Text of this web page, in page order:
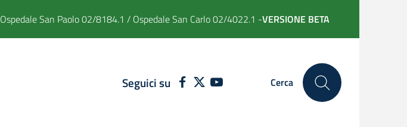
Ospedale San Paolo 02/8184.1 / Ospedale San Carlo 02/4022.1 -VERSIONE BETA
Seguici suFACEBOOK
TWITTERYOUTUBE Cerca